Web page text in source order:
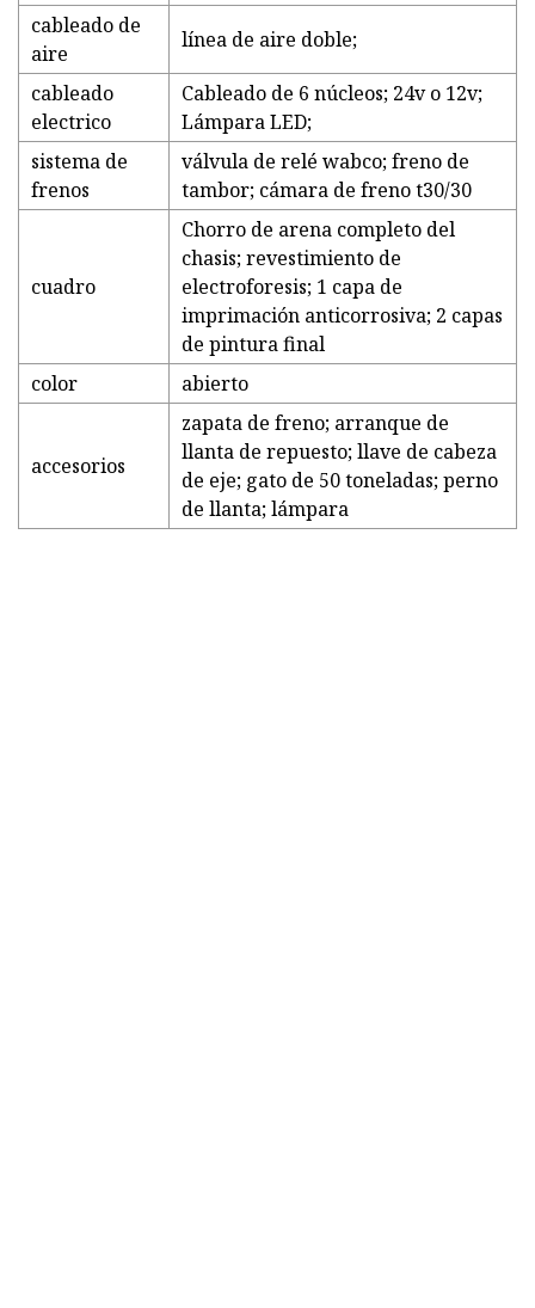
cableado de
aire
línea de aire doble;
cableado
electrico
Cableado de 6 núcleos; 24v o 12v;
Lámpara LED;
sistema de
frenos
válvula de relé wabco; freno de
tambor; cámara de freno t30/30
cuadro
Chorro de arena completo del
chasis; revestimiento de
electroforesis; 1 capa de
imprimación anticorrosiva; 2 capas
de pintura final
color
abierto
accesorios
zapata de freno; arranque de
llanta de repuesto; llave de cabeza
de eje; gato de 50 toneladas; perno
de llanta; lámpara